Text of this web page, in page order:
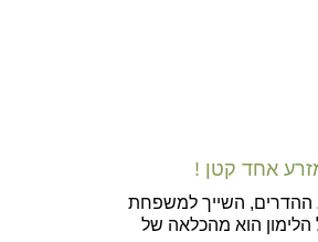
אחד קטן !
ההדרים, השייך למשפחת
הלימון הוא מהכלאה של